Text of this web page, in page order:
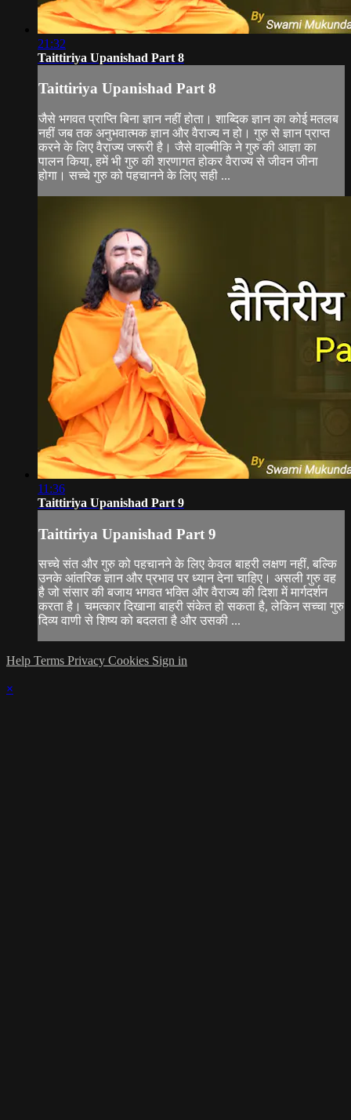
21:32
Taittiriya Upanishad Part 8
Taittiriya Upanishad Part 8
जैसे भगवत प्राप्ति बिना ज्ञान नहीं होता। शाब्दिक ज्ञान का कोई मतलब
नहीं जब तक अनुभवात्मक ज्ञान और वैराज्य न हो। गुरु से ज्ञान प्राप्त
करने के लिए वैराज्य जरूरी है। जैसे वाल्मीकि ने गुरु की आज्ञा का
पालन किया, हमें भी गुरु की शरणागत होकर वैराज्य से जीवन जीना
होगा। सच्चे गुरु को पहचानने के लिए सही ...
11:36
Taittiriya Upanishad Part 9
Taittiriya Upanishad Part 9
सच्चे संत और गुरु को पहचानने के लिए केवल बाहरी लक्षण नहीं, बल्कि
उनके आंतरिक ज्ञान और प्रभाव पर ध्यान देना चाहिए। असली गुरु वह
है जो संसार की बजाय भगवत भक्ति और वैराज्य की दिशा में मार्गदर्शन
करता है। चमत्कार दिखाना बाहरी संकेत हो सकता है, लेकिन सच्चा गुरु
दिव्य वाणी से शिष्य को बदलता है और उसकी ...
Help Terms Privacy Cookies Sign in
×